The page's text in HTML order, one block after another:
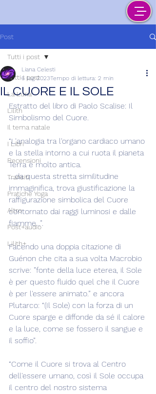
Post
Tutti i post
La Luna
Lilith
Il tema natale
I Libri
Recensioni
Transiti
Pratiche Yoga
Altro
Post+audio
Lilith+
Tutti i post
IL CUORE E IL SOLE
Liana Celesti
6 lug 2023Tempo di lettura: 2 min
Estratto del libro di Paolo Scalise: Il
Simbolismo del Cuore.
“L'analogia tra l'organo cardiaco umano
e la stella intorno a cui ruota il pianeta
Terra è molto antica.
….da questa stretta similitudine
immaginifica, trova giustificazione la
raffigurazione simbolica del Cuore
contornato dai raggi luminosi e dalle
fiamme...”.
Facendo una doppia citazione di
Guénon che cita a sua volta Macrobio
scrive: ”fonte della luce eterea, il Sole
è per questo fluido quel che il Cuore
è per l'essere animato.” e ancora
Plutarco: “(Il Sole) con la forza di un
Cuore sparge e diffonde da sé il calore
e la luce, come se fossero il sangue e
il soffio”.
“Come il Cuore si trova al Centro
dell'essere umano, così il Sole occupa
il centro del nostro sistema